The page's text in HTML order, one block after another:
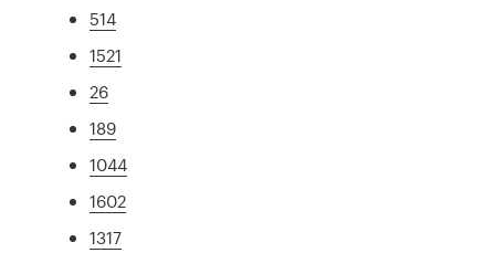
514
1521
26
189
1044
1602
1317